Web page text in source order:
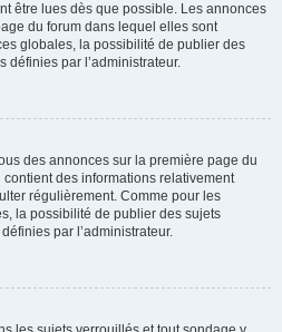
être lues dès que possible. Les annonces
du forum dans lequel elles sont
globales, la possibilité de publier des
définies par l’administrateur.
des annonces sur la première page du
des informations relativement
régulièrement. Comme pour les
la possibilité de publier des sujets
par l’administrateur.